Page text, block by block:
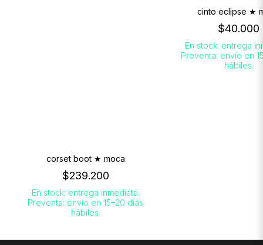
corset boot ★ moca
$239.200
En stock: entrega inmediata.
Preventa: envío en 15–20 días
hábiles.
cinto eclipse ★
$40.000
En stock: entrega
Preventa: envío en
hábiles.